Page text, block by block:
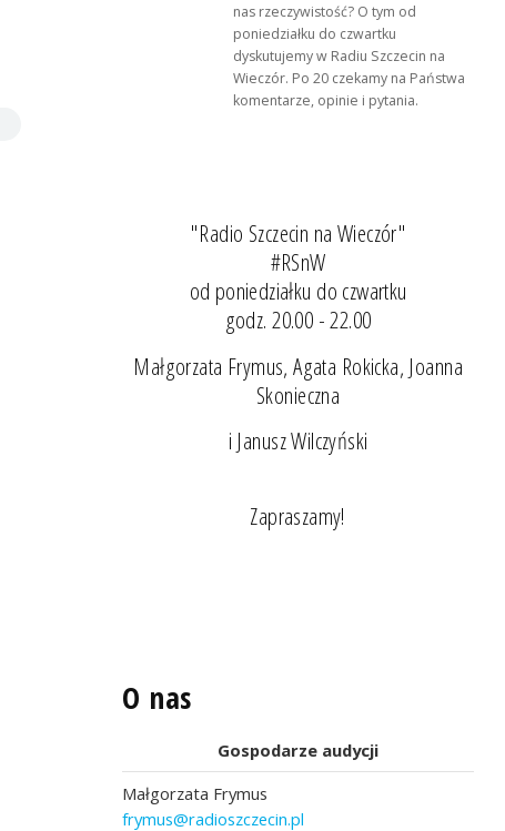
nas rzeczywistość? O tym od
poniedziałku do czwartku
dyskutujemy w Radiu Szczecin na
Wieczór. Po 20 czekamy na Państwa
komentarze, opinie i pytania.
"Radio Szczecin na Wieczór"
#RSnW
od poniedziałku do czwartku
godz. 20.00 - 22.00
Małgorzata Frymus, Agata Rokicka, Joanna
Skonieczna
i Janusz Wilczyński
Zapraszamy!
O nas
Gospodarze audycji
Małgorzata Frymus
frymus@radioszczecin.pl